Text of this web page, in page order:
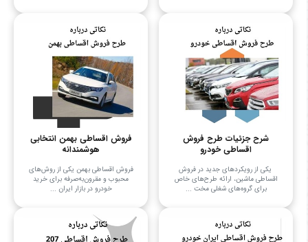
شرح جزئیات طرح فروش
اقساطی خودرو
یکی از رویکردهای جدید در فروش
اقساطی ماشین، ارائه طرح‌های خاص
برای گروه‌های شغلی مخت ...
فروش اقساطی بهمن انتخابی
هوشمندانه
فروش اقساطی بهمن یکی از روش‌های
محبوب و مقرون‌به‌صرفه برای خرید
خودرو در بازار ایران ...